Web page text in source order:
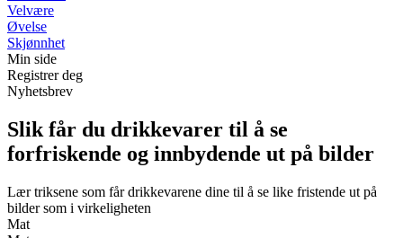
Velvære
Øvelse
Skjønnhet
Min side
Registrer deg
Nyhetsbrev
Slik får du drikkevarer til å se
forfriskende og innbydende ut på bilder
Lær triksene som får drikkevarene dine til å se like fristende ut på
bilder som i virkeligheten
Mat